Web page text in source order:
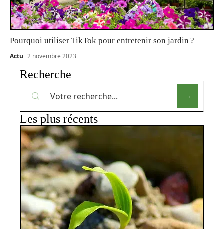
Pourquoi utiliser TikTok pour entretenir son jardin ?
Actu 2 novembre 2023
Recherche
Les plus récents